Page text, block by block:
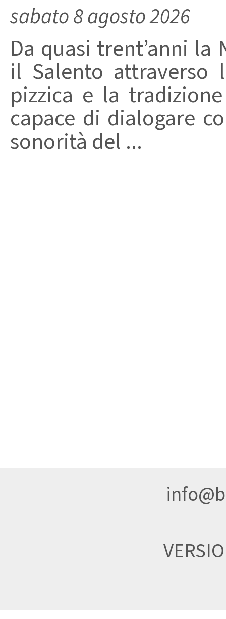
sabato 8 agosto 2026
Da quasi trent’anni
il Salento attraverso
pizzica e la
capace di dialogare
sonorità del ...